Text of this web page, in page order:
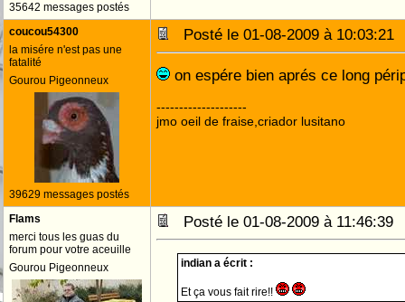
35642 messages postés
coucou54300
la misére n'est pas une
fatalité
Gourou Pigeonneux
39629 messages postés
Posté le 01-08-2009 à
on espére bien aprés ce long
--------------------
jmo oeil de fraise,criador lusitano
Flams
merci tous les guas du
forum pour votre aceuille
Gourou Pigeonneux
Posté le 01-08-2009 à
indian a écrit :
Et ça vous fait rire!!